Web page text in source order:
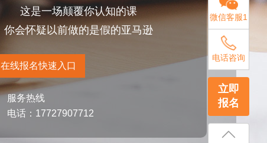
这是一场颠覆你认知的课
你会怀疑以前做的是假的亚马逊
在线报名快速入口
服务热线
电话：17727907712
微信客服1
电话咨询
立即
报名